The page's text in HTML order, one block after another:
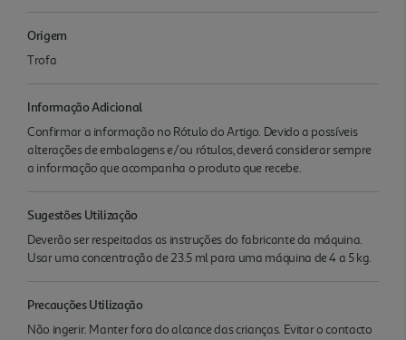
Origem
Trofa
Informação Adicional
Confirmar a informação no Rótulo do Artigo. Devido a possíveis
alterações de embalagens e/ou rótulos, deverá considerar sempre
a informação que acompanha o produto que recebe.
Sugestões Utilização
Deverão ser respeitadas as instruções do fabricante da máquina.
Usar uma concentração de 23.5 ml para uma máquina de 4 a 5 kg.
Precauções Utilização
Não ingerir. Manter fora do alcance das crianças. Evitar o contacto